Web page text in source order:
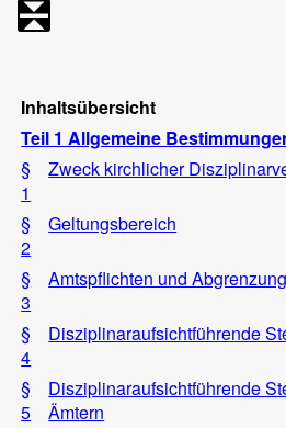
Inhaltsübersicht
Teil 1 Allgemeine
§
1
Zweck kirchlicher
§
2
Geltungsbereich
§
3
Amtspflichten und
§
4
Disziplinaraufsichtführende
§
5
Disziplinaraufsichtführende
Ämtern